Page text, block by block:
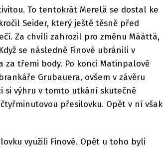
To tentokrát Merelä se dostal ke
Seider, který ještě těsně před
Za chvíli zahrozil pro změnu Määttä,
se následně Finové ubránili v
třemi body. Po konci Matinpalově
Grubauera, ovšem v závěru
si výhru v tomto utkání skutečně
přesilovku. Opět v ní však
využili Finové. Opět u toho byli